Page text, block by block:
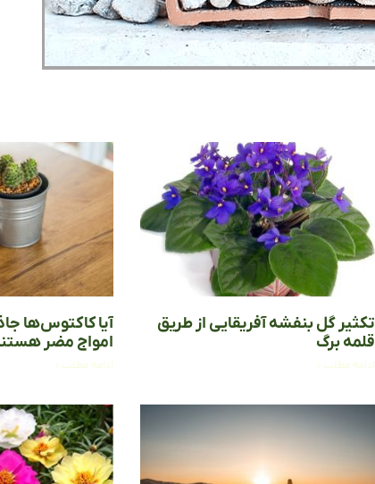
تکثیر گل بنفشه آفریقایی از طریق
قلمه برگ
ادامه مطلب »
آیا کاکتوس‌ها
امواج مضر
ادامه مطلب »